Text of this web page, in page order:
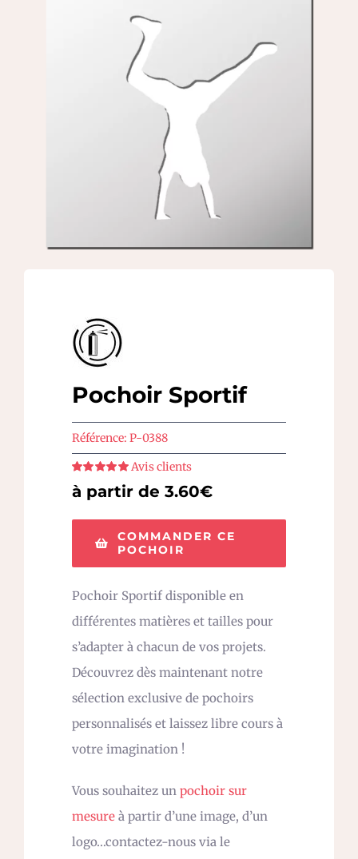
Pochoir Sportif
Référence: P-0388
Note sur 5
Avis clients
à partir de 3.60€
COMMANDER CE
POCHOIR
Pochoir Sportif disponible en
différentes matières et tailles pour
s’adapter à chacun de vos projets.
Découvrez dès maintenant notre
sélection exclusive de pochoirs
personnalisés et laissez libre cours à
votre imagination !
Vous souhaitez un pochoir sur
mesure à partir d’une image, d’un
logo…contactez-nous via le